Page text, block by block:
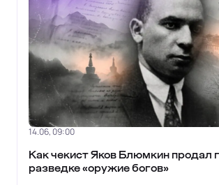
14.06, 09:00
Как чекист Яков Блюмкин продал
разведке «оружие богов»